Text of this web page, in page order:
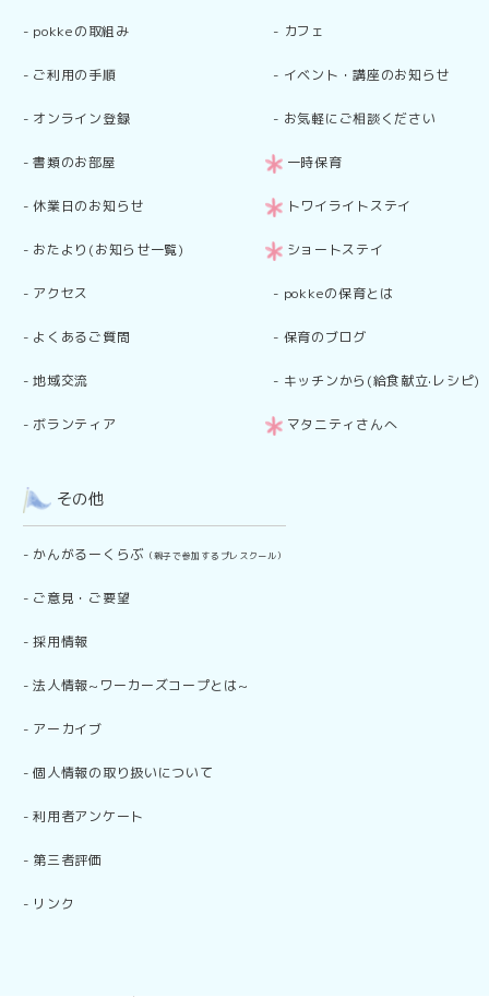
- pokkeの取組み
- ご利用の手順
- オンライン登録
-書類のお部屋
-休業日のお知らせ
- おたより(お知らせ一覧)
- アクセス
- よくあるご質問
-地域交流
- ボランティア
- カフェ
- イベント・講座のお知らせ
- お気軽にご相談ください
一時保育
トワイライトステイ
ショートステイ
- pokkeの保育とは
- 保育のブログ
- キッチンから(給食献立·レシピ)
マタニティさんへ
その他
- かんがるーくらぶ （親子で参加するプレスクール）
- ご意見・ご要望
-採用情報
-法人情報~ワーカーズコープとは~
- アーカイブ
-個人情報の取り扱いについて
-利用者アンケート
- 第三者評価
- リンク